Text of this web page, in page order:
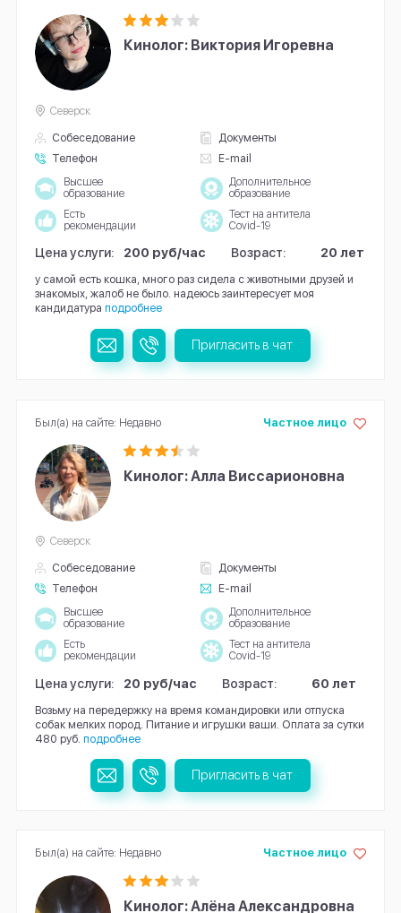
Кинолог: Виктория Игоревна
Собеседование
Документы
Телефон
E-mail
Северск
Высшее
образование
Дополнительное
образование
Есть
рекомендации
Тест на антитела
Covid-19
Цена услуги: 200 руб/час Возраст: 20 лет
у самой есть кошка, много раз сидела с животными друзей и
знакомых, жалоб не было. надеюсь заинтересует моя
кандидатура подробнее
Пригласить в чат
Кинолог: Алла Виссарионовна
Собеседование
Документы
Телефон
E-mail
Частное лицо
Северск
Высшее
образование
Дополнительное
образование
Есть
рекомендации
Тест на антитела
Covid-19
Цена услуги: 20 руб/час Возраст: 60 лет
Возьму на передержку на время командировки или отпуска
собак мелких пород. Питание и игрушки ваши. Оплата за сутки
480 руб. подробнее
Был(а) на сайте: Недавно
Пригласить в чат
Кинолог: Алёна Александровна
Частное лицо
Был(а) на сайте: Недавно